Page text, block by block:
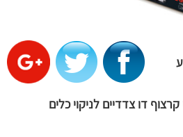
- 4 משולשי קרצוף דו צדדיים לניקוי כלים